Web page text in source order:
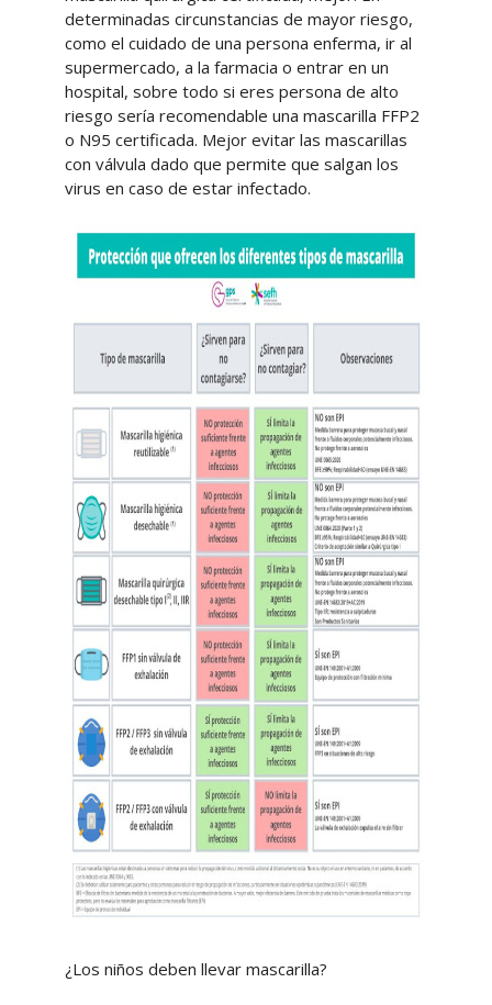
determinadas circunstancias de mayor riesgo,
como el cuidado de una persona enferma, ir al
supermercado, a la farmacia o entrar en un
hospital, sobre todo si eres persona de alto
riesgo sería recomendable una mascarilla FFP2
o N95 certificada. Mejor evitar las mascarillas
con válvula dado que permite que salgan los
virus en caso de estar infectado.
¿Los niños deben llevar mascarilla?